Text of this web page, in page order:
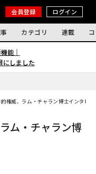
会員登録 ログイン
カテゴリ 連載
能｜
にしました
権威、ラム・チャラン博士インタビュ
ム・チャラン博